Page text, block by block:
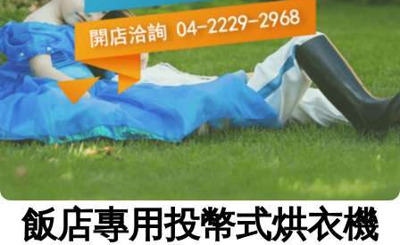
飯店專用投幣式烘衣機